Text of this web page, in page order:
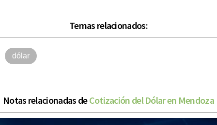
Temas relacionados:
dólar
Notas relacionadas deCotización del Dólar en Mendoza